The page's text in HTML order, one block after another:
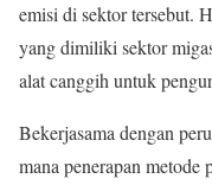
emisi di sektor tersebut.
yang dimiliki sektor
alat canggih untuk
Bekerjasama dengan
mana penerapan metode